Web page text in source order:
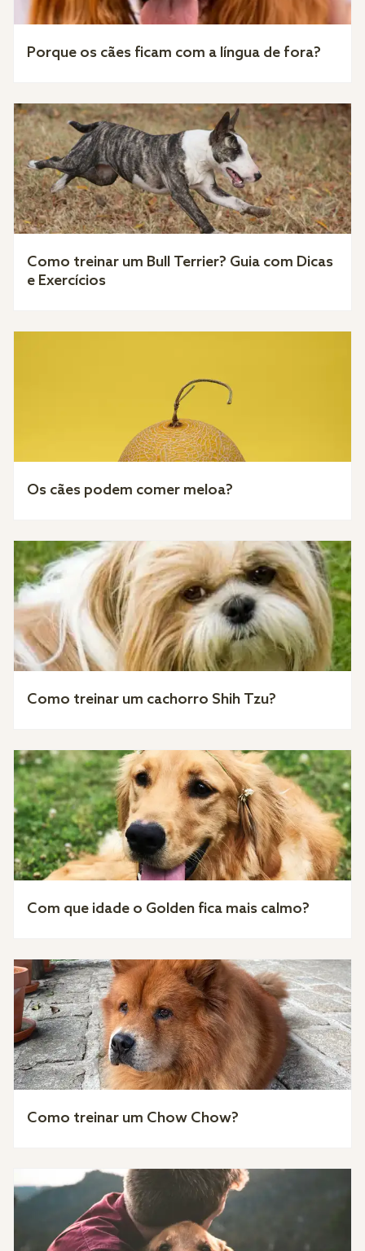
Porque os cães ficam com a língua de fora?
Como treinar um Bull Terrier? Guia com Dicas
e Exercícios
Os cães podem comer meloa?
Como treinar um cachorro Shih Tzu?
Com que idade o Golden fica mais calmo?
Como treinar um Chow Chow?